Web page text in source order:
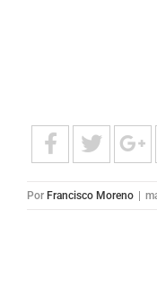
Por Francisco Moreno |